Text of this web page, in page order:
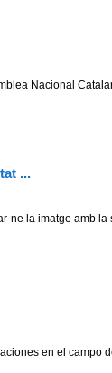
Nacional
...
ne la imatge amb la
en el campo